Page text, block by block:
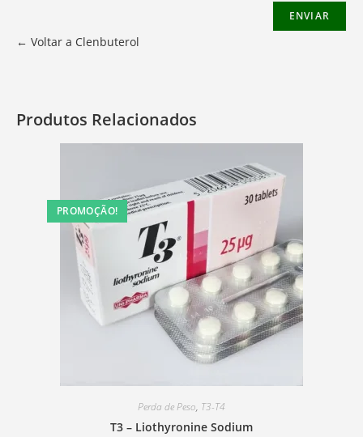
← Voltar a Clenbuterol
Produtos Relacionados
PROMOÇÃO!
Perda de Peso, T3-T4
T3 – Liothyronine Sodium